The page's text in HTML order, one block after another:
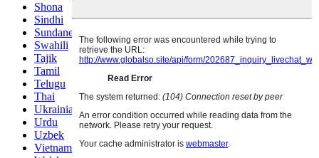
Shona
Sindhi
Sundanese
Swahili
Tajik
Tamil
Telugu
Thai
Ukrainian
Urdu
Uzbek
Vietnamese